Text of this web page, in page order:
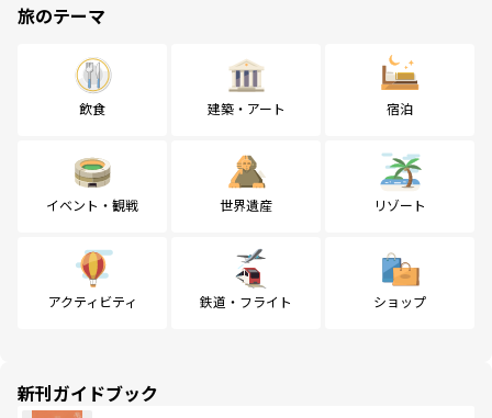
旅のテーマ
飲食 建築・アート 宿泊
イベント・観戦 世界遺産 リゾート
アクティビティ 鉄道・フライト ショップ
新刊ガイドブック